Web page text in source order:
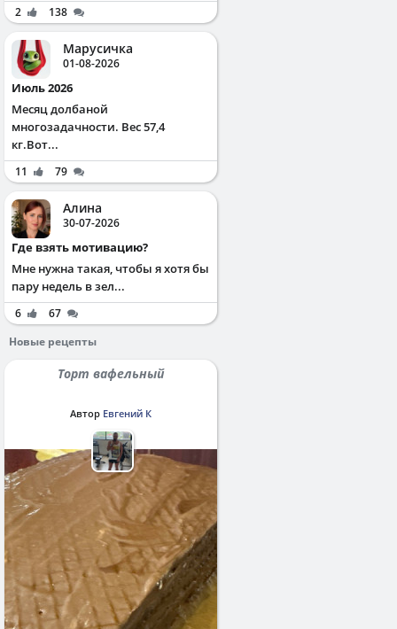
2 138
Марусичка
01-08-2026
Июль 2026
Месяц долбаной
многозадачности. Вес 57,4
кг.Вот...
11 79
Алина
30-07-2026
Где взять мотивацию?
Мне нужна такая, чтобы я хотя бы
пару недель в зел...
6
67
Новые рецепты
Торт вафельный
Автор Евгений К